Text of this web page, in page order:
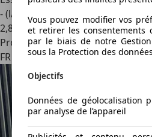
- (l/100 km)
2,8
Professionnel
FR 83500
Vous pouvez modifier vos
et retirer les consentements
par le biais de notre
sous la Protection des
Objectifs
Données de géolocalisation
par analyse de l’appareil